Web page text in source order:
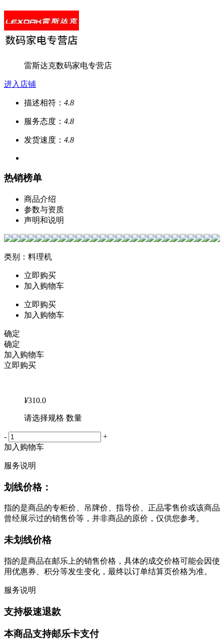
雷斯达克数码家电专营店
进入店铺
描述相符： 4.8
服务态度： 4.8
发货速度： 4.8
热销榜单
商品介绍
参数与资质
声明和说明
类别：料理机
立即购买
加入购物车
立即购买
加入购物车
确定
确定
加入购物车
立即购买
¥310.0
请选择规格 数量
-
+
加入购物车
服务说明
划线价格：
指的是商品的专柜价、吊牌价、指导价、正品零售价或该商品
曾经展示过的销售价等，并非商品的原价，仅供您参考。
未划线价格
指的是商品在邮乐上的销售价格，具体的成交价格可能会因使
用优惠券、积分等发生变化，最终以订单结算页价格为准。
服务说明
支持极速退款
本商品支持邮乐卡支付